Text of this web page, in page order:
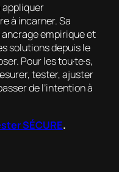
appliquer
à incarner. Sa
empirique et
solutions depuis le
Pour les tou·te·s,
tester, ajuster
de l’intention à
SÉCURE.